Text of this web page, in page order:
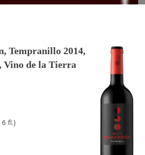
Tempranillo 2014,
Vino de la Tierra
6 fl.)